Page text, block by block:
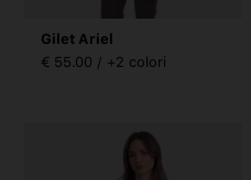
Gilet Ariel
€ 55.00 / +2 colori